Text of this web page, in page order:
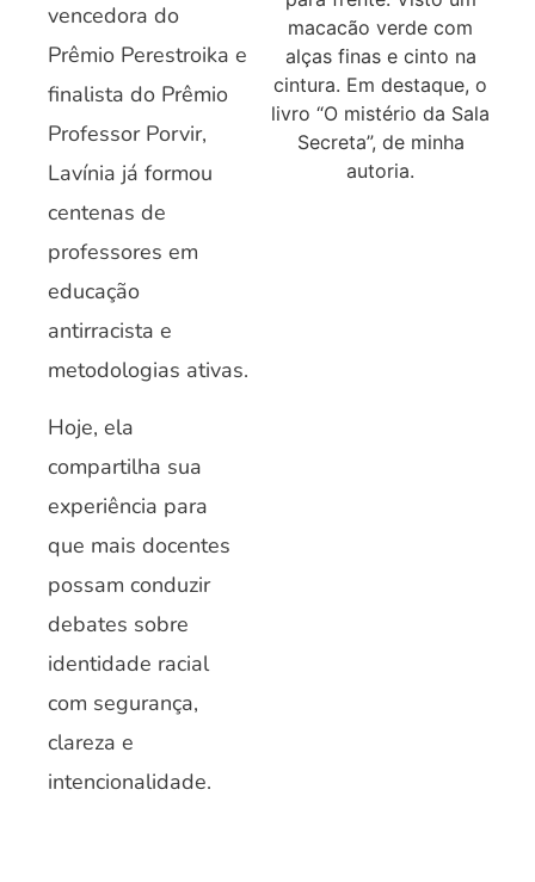
vencedora do
Prêmio Perestroika e
finalista do Prêmio
Professor Porvir,
Lavínia já formou
centenas de
professores em
educação
antirracista e
metodologias ativas.
Hoje, ela
compartilha sua
experiência para
que mais docentes
possam conduzir
debates sobre
identidade racial
com segurança,
clareza e
intencionalidade.